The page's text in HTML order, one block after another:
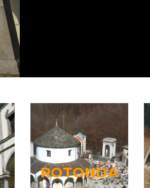
ROTONDA
ROTONDA
Leggi...